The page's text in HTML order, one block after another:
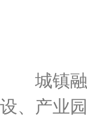
城镇融
设、产业